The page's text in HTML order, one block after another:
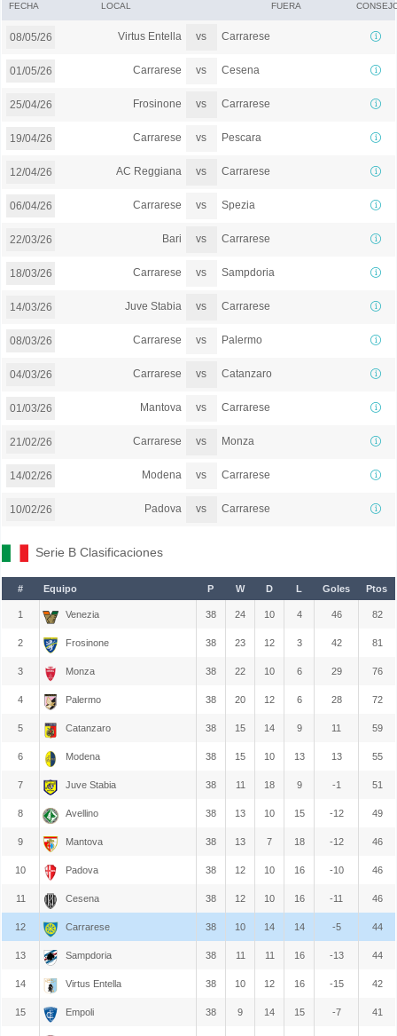
FECHA LOCAL FUERA
08/05/26 Virtus Entella vs Carrarese
01/05/26 Carrarese vs Cesena
25/04/26 Frosinone vs Carrarese
19/04/26 Carrarese vs Pescara
12/04/26 AC Reggiana vs Carrarese
06/04/26 Carrarese vs Spezia
22/03/26 Bari vs Carrarese
18/03/26 Carrarese vs Sampdoria
14/03/26 Juve Stabia vs Carrarese
08/03/26 Carrarese vs Palermo
04/03/26 Carrarese vs Catanzaro
01/03/26 Mantova vs Carrarese
21/02/26 Carrarese vs Monza
14/02/26 Modena vs Carrarese
10/02/26 Padova vs Carrarese
Serie B Clasificaciones
# Equipo P W D L Goles Ptos
1 Venezia 38 24 10 4 46 82
2 Frosinone 38 23 12 3 42 81
3 Monza 38 22 10 6 29 76
4 Palermo 38 20 12 6 28 72
5 Catanzaro 38 15 14 9 11 59
6 Modena 38 15 10 13 13 55
7 Juve Stabia 38 11 18 9 -1 51
8 Avellino 38 13 10 15 -12 49
9 Mantova 38 13 7 18 -12 46
10 Padova 38 12 10 16 -10 46
11 Cesena 38 12 10 16 -11 46
12 Carrarese 38 10 14 14 -5 44
13 Sampdoria 38 11 11 16 -13 44
14 Virtus Entella 38 10 12 16 -15 42
15 Empoli 38 9 14 15 -7 41